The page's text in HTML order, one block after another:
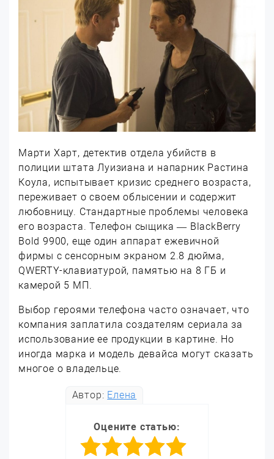
Марти Харт, детектив отдела убийств в
полиции штата Луизиана и напарник Растина
Коула, испытывает кризис среднего возраста,
переживает о своем облысении и содержит
любовницу. Стандартные проблемы человека
его возраста. Телефон сыщика — BlackBerry
Bold 9900, еще один аппарат ежевичной
фирмы с сенсорным экраном 2.8 дюйма,
QWERTY-клавиатурой, памятью на 8 ГБ и
камерой 5 МП.
Выбор героями телефона часто означает, что
компания заплатила создателям сериала за
использование ее продукции в картине. Но
иногда марка и модель девайса могут сказать
многое о владельце.
Автор: Елена
Оцените статью: